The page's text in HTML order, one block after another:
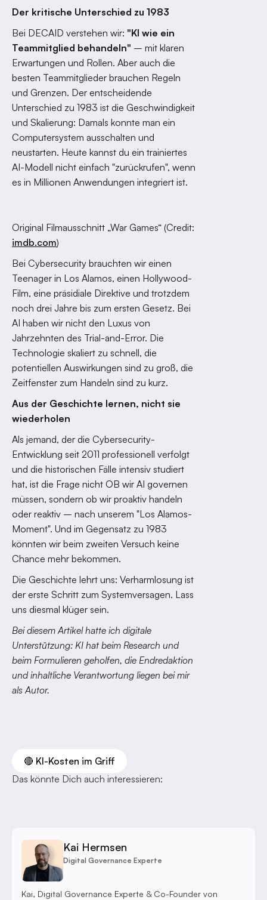
Der kritische Unterschied zu 1983
Bei DECAID verstehen wir: "KI wie ein
Teammitglied behandeln" – mit klaren
Erwartungen und Rollen. Aber auch die
besten Teammitglieder brauchen Regeln
und Grenzen. Der entscheidende
Unterschied zu 1983 ist die Geschwindigkeit
und Skalierung: Damals konnte man ein
Computersystem ausschalten und
neustarten. Heute kannst du ein trainiertes
AI-Modell nicht einfach "zurückrufen", wenn
es in Millionen Anwendungen integriert ist.
Original Filmausschnitt „War Games“ (Credit:
imdb.com)
Bei Cybersecurity brauchten wir einen
Teenager in Los Alamos, einen Hollywood-
Film, eine präsidiale Direktive und trotzdem
noch drei Jahre bis zum ersten Gesetz. Bei
AI haben wir nicht den Luxus von
Jahrzehnten des Trial-and-Error. Die
Technologie skaliert zu schnell, die
potentiellen Auswirkungen sind zu groß, die
Zeitfenster zum Handeln sind zu kurz.
Aus der Geschichte lernen, nicht sie
wiederholen
Als jemand, der die Cybersecurity-
Entwicklung seit 2011 professionell verfolgt
und die historischen Fälle intensiv studiert
hat, ist die Frage nicht OB wir AI governen
müssen, sondern ob wir proaktiv handeln
oder reaktiv – nach unserem "Los Alamos-
Moment". Und im Gegensatz zu 1983
könnten wir beim zweiten Versuch keine
Chance mehr bekommen.
Die Geschichte lehrt uns: Verharmlosung ist
der erste Schritt zum Systemversagen. Lass
uns diesmal klüger sein.
Bei diesem Artikel hatte ich digitale
Unterstützung: KI hat beim Research und
beim Formulieren geholfen, die Endredaktion
und inhaltliche Verantwortung liegen bei mir
als Autor.
🔴 KI-Kosten im Griff
Das könnte Dich auch interessieren:
Kai Hermsen
Digital Governance Experte
Kai, Digital Governance Experte & Co-Founder von